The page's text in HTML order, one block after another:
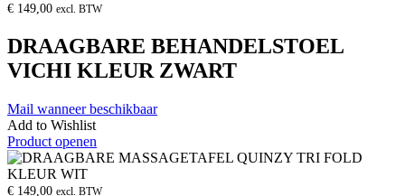
€ 149,00 excl. BTW
DRAAGBARE BEHANDELSTOEL
VICHI KLEUR ZWART
Mail wanneer beschikbaar
Add to Wishlist
Product openen
€ 149,00 excl. BTW